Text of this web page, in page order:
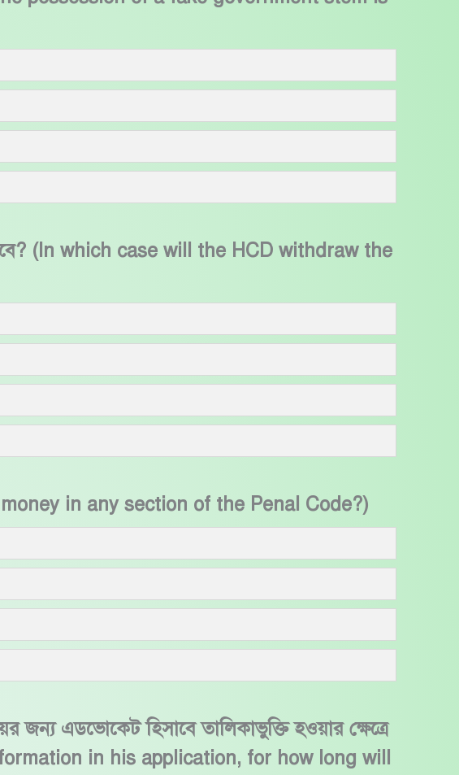
(In which case will the HCD withdraw the
money in any section of the Penal Code?)
জন্য এডভোকেট হিসাবে তালিকাভুক্তি হওয়ার ক্ষেত্রে
in his application, for how long will